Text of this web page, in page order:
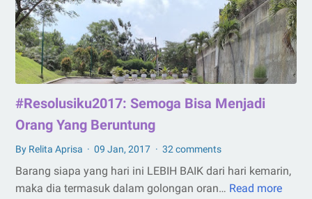
Keluarga
#Resolusiku2017: Semoga Bisa Menjadi
Orang Yang Beruntung
By Relita Aprisa 09 Jan, 2017 32 comments
Barang siapa yang hari ini LEBIH BAIK dari hari kemarin,
maka dia termasuk dalam golongan oran… Read more